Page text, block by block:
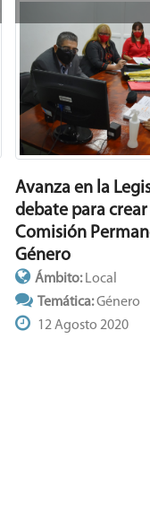
Avanza en la
debate para
Comisión
Género
Ámbito: Local
Temática:Género
12 Agosto 2020